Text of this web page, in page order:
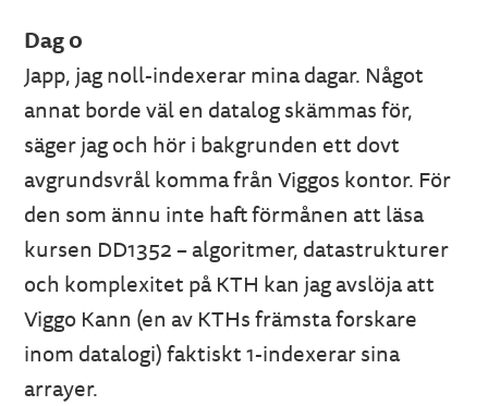
Dag 0
Japp, jag noll-indexerar mina dagar. Något
annat borde väl en datalog skämmas för,
säger jag och hör i bakgrunden ett dovt
avgrundsvrål komma från Viggos kontor. För
den som ännu inte haft förmånen att läsa
kursen DD1352 – algoritmer, datastrukturer
och komplexitet på KTH kan jag avslöja att
Viggo Kann (en av KTHs främsta forskare
inom datalogi) faktiskt 1-indexerar sina
arrayer.